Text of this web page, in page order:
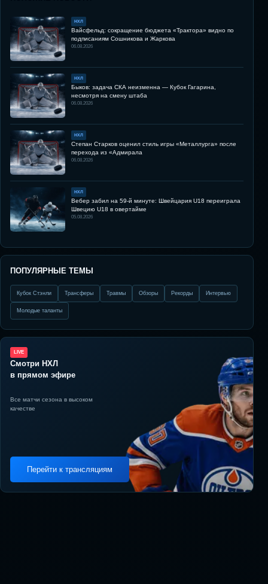
НХЛ
Вайсфельд: сокращение бюджета «Трактора» видно по
подписаниям Сошникова и Жаркова
06.08.2026
НХЛ
Быков: задача СКА неизменна — Кубок Гагарина,
несмотря на смену штаба
06.08.2026
НХЛ
Степан Старков оценил стиль игры «Металлурга» после
перехода из «Адмирала
06.08.2026
НХЛ
Вебер забил на 59-й минуте: Швейцария U18 переиграла
Швецию U18 в овертайме
05.08.2026
ПОПУЛЯРНЫЕ ТЕМЫ
Кубок Стэнли Трансферы Травмы Обзоры Рекорды Интервью
Молодые таланты
LIVE
Смотри НХЛ
в прямом эфире
Все матчи сезона в высоком
качестве
Перейти к трансляциям